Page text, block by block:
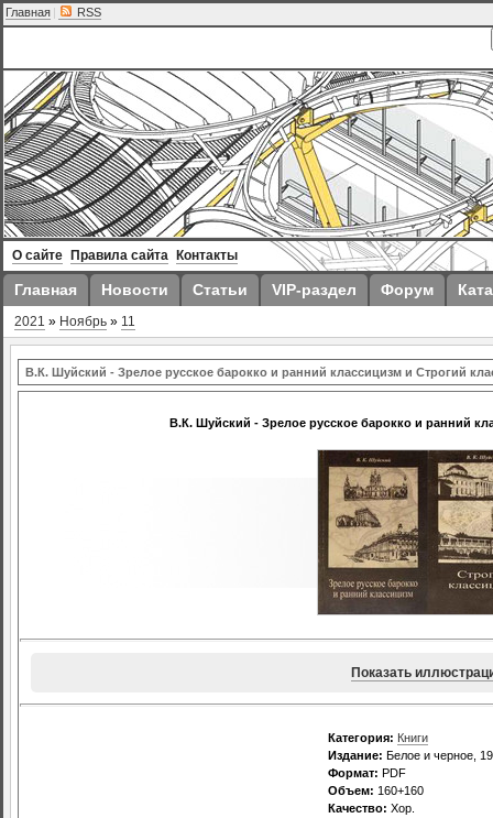
Главная | RSS
О сайте Правила сайта Контакты
Главная Новости Статьи VIP-раздел Форум
2021 » Ноябрь » 11
В.К. Шуйский - Зрелое русское барокко и ранний классицизм и Строгий
В.К. Шуйский - Зрелое русское барокко и ранний
Показать
Категория: Книги
Издание: Белое и черное,
Формат: PDF
Объем: 160+160
Качество: Хор.